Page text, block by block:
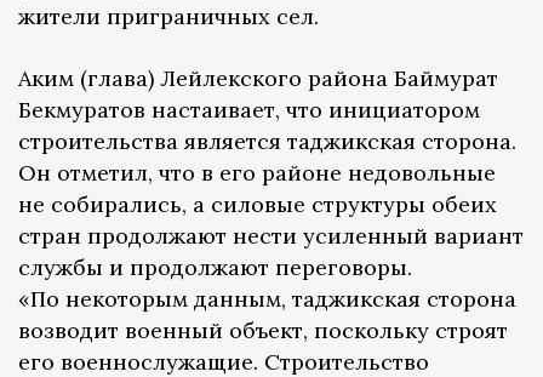
жители приграничных сел.
Аким (глава) Лейлекского района Баймурат
Бекмуратов настаивает, что инициатором
строительства является таджикская сторона.
Он отметил, что в его районе недовольные
не собирались, а силовые структуры обеих
стран продолжают нести усиленный вариант
службы и продолжают переговоры.
«По некоторым данным, таджикская сторона
возводит военный объект, поскольку строят
его военнослужащие. Строительство